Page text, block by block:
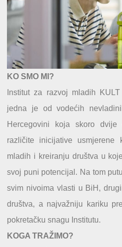
KO SMO MI?
Institut za razvoj mladih
jedna je od vodećih
Hercegovini koja skoro dvije
različite inicijative usmjerene
mladih i kreiranju društva u
svoj puni potencijal. Na tom
svim nivoima vlasti u BiH,
društva, a najvažniju kariku
pokretačku snagu Institutu.
KOGA TRAŽIMO?